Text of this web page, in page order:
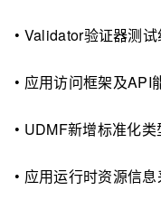
• Validator验证器测
• 应用访问框架及API
• UDMF新增标准化
• 应用运行时资源信